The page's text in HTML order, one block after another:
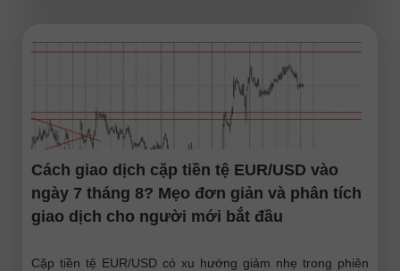
Cách giao dịch cặp tiền tệ EUR/USD vào
ngày 7 tháng 8? Mẹo đơn giản và phân tích
giao dịch cho người mới bắt đầu
Cặp tiền tệ EUR/USD có xu hướng giảm nhẹ trong phiên